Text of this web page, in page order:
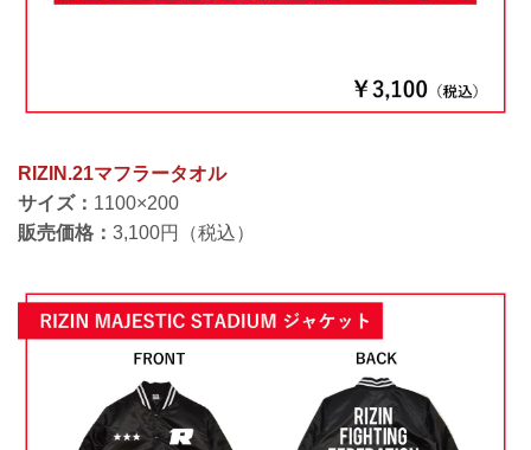
RIZIN.21マフラータオル
サイズ： 1100×200
販売価格： 3,100円（税込）